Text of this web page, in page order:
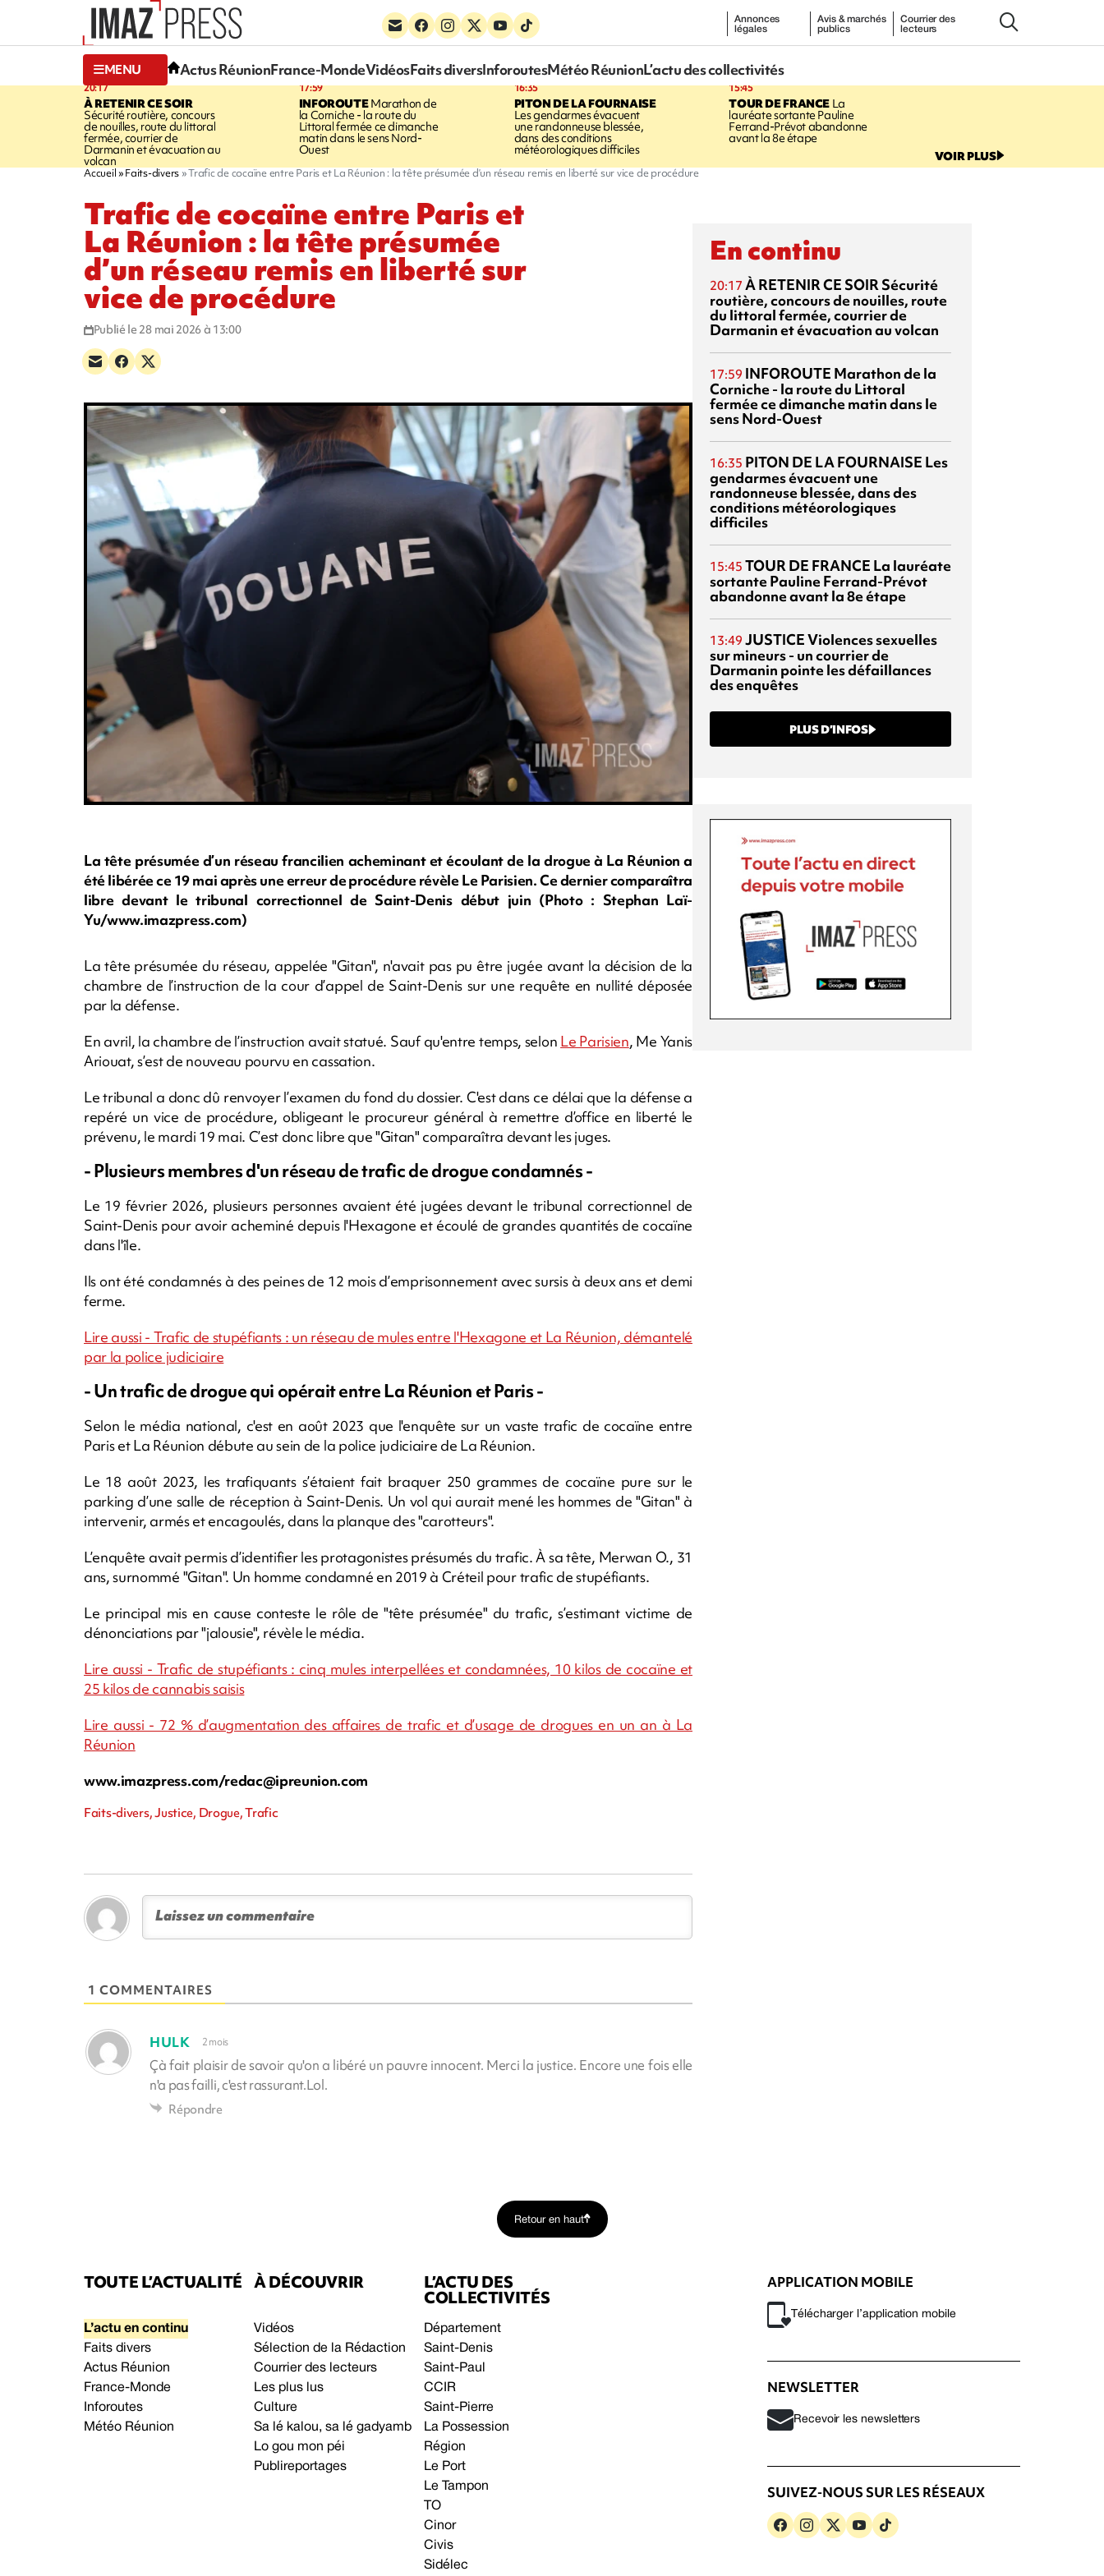
Annonces
légales
Avis & marchés
publics
Courrier des
lecteurs
MENU Actus RéunionFrance-MondeVidéosFaits diversInforoutesMétéo RéunionL’actu des collectivités
20:17
À RETENIR CE SOIR
Sécurité routière, concours
de nouilles, route du littoral
fermée, courrier de
Darmanin et évacuation au
volcan
17:59
INFOROUTEMarathon de
la Corniche - la route du
Littoral fermée ce dimanche
matin dans le sens Nord-
Ouest
16:35
PITON DE LA FOURNAISE
Les gendarmes évacuent
une randonneuse blessée,
dans des conditions
météorologiques difficiles
15:45
TOUR DE FRANCELa
lauréate sortante Pauline
Ferrand-Prévot abandonne
avant la 8e étape
VOIR PLUS
Accueil Faits-divers Trafic de cocaïne entre Paris et La Réunion : la tête présumée d’un réseau remis en liberté sur vice de procédure
Trafic de cocaïne entre Paris et
La Réunion : la tête présumée
d’un réseau remis en liberté sur
vice de procédure
Publié le 28 mai 2026 à 13:00
La tête présumée d’un réseau francilien acheminant et écoulant de la drogue à La Réunion a
été libérée ce 19 mai après une erreur de procédure révèle Le Parisien. Ce dernier comparaîtra
libre devant le tribunal correctionnel de Saint-Denis début juin (Photo : Stephan Laï-
Yu/www.imazpress.com)
La tête présumée du réseau, appelée "Gitan", n'avait pas pu être jugée avant la décision de la
chambre de l’instruction de la cour d’appel de Saint-Denis sur une requête en nullité déposée
par la défense.
En avril, la chambre de l’instruction avait statué. Sauf qu'entre temps, selon Le Parisien, Me Yanis
Ariouat, s’est de nouveau pourvu en cassation.
Le tribunal a donc dû renvoyer l’examen du fond du dossier. C'est dans ce délai que la défense a
repéré un vice de procédure, obligeant le procureur général à remettre d’office en liberté le
prévenu, le mardi 19 mai. C’est donc libre que "Gitan" comparaîtra devant les juges.
- Plusieurs membres d'un réseau de trafic de drogue condamnés -
Le 19 février 2026, plusieurs personnes avaient été jugées devant le tribunal correctionnel de
Saint-Denis pour avoir acheminé depuis l'Hexagone et écoulé de grandes quantités de cocaïne
dans l'île.
Ils ont été condamnés à des peines de 12 mois d’emprisonnement avec sursis à deux ans et demi
ferme.
Lire aussi - Trafic de stupéfiants : un réseau de mules entre l'Hexagone et La Réunion, démantelé
par la police judiciaire
- Un trafic de drogue qui opérait entre La Réunion et Paris -
Selon le média national, c'est en août 2023 que l'enquête sur un vaste trafic de cocaïne entre
Paris et La Réunion débute au sein de la police judiciaire de La Réunion.
Le 18 août 2023, les trafiquants s’étaient fait braquer 250 grammes de cocaïne pure sur le
parking d’une salle de réception à Saint-Denis. Un vol qui aurait mené les hommes de "Gitan" à
intervenir, armés et encagoulés, dans la planque des "carotteurs".
L’enquête avait permis d’identifier les protagonistes présumés du trafic. À sa tête, Merwan O., 31
ans, surnommé "Gitan". Un homme condamné en 2019 à Créteil pour trafic de stupéfiants.
Le principal mis en cause conteste le rôle de "tête présumée" du trafic, s’estimant victime de
dénonciations par "jalousie", révèle le média.
Lire aussi - Trafic de stupéfiants : cinq mules interpellées et condamnées, 10 kilos de cocaïne et
25 kilos de cannabis saisis
Lire aussi - 72 % d’augmentation des affaires de trafic et d’usage de drogues en un an à La
Réunion
www.imazpress.com/redac@ipreunion.com
Faits-divers, Justice, Drogue, Trafic
1 COMMENTAIRES
HULK 2 mois
Çà fait plaisir de savoir qu'on a libéré un pauvre innocent. Merci la justice. Encore une fois elle
n'a pas failli, c'est rassurant.Lol.
Répondre
En continu
20:17 À RETENIR CE SOIR Sécurité
routière, concours de nouilles, route
du littoral fermée, courrier de
Darmanin et évacuation au volcan
17:59 INFOROUTE Marathon de la
Corniche - la route du Littoral
fermée ce dimanche matin dans le
sens Nord-Ouest
16:35 PITON DE LA FOURNAISE Les
gendarmes évacuent une
randonneuse blessée, dans des
conditions météorologiques
difficiles
15:45 TOUR DE FRANCE La lauréate
sortante Pauline Ferrand-Prévot
abandonne avant la 8e étape
13:49 JUSTICEViolences sexuelles
sur mineurs - un courrier de
Darmanin pointe les défaillances
des enquêtes
PLUS D’INFOS
Retour en haut
TOUTE L’ACTUALITÉ
L’actu en continu
Faits divers
Actus Réunion
France-Monde
Inforoutes
Météo Réunion
À DÉCOUVRIR
Vidéos
Sélection de la Rédaction
Courrier des lecteurs
Les plus lus
Culture
Sa lé kalou, sa lé gadyamb
Lo gou mon péi
Publireportages
L’ACTU DES
COLLECTIVITÉS
Département
Saint-Denis
Saint-Paul
CCIR
Saint-Pierre
La Possession
Région
Le Port
Le Tampon
TO
Cinor
Civis
Sidélec
APPLICATION MOBILE
Télécharger l’application mobile
NEWSLETTER
Recevoir les newsletters
SUIVEZ-NOUS SUR LES RÉSEAUX